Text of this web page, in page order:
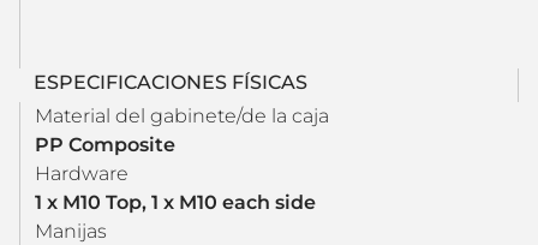
ESPECIFICACIONES FÍSICAS
Material del gabinete/de la caja
PP Composite
Hardware
1 x M10 Top, 1 x M10 each side
Manijas